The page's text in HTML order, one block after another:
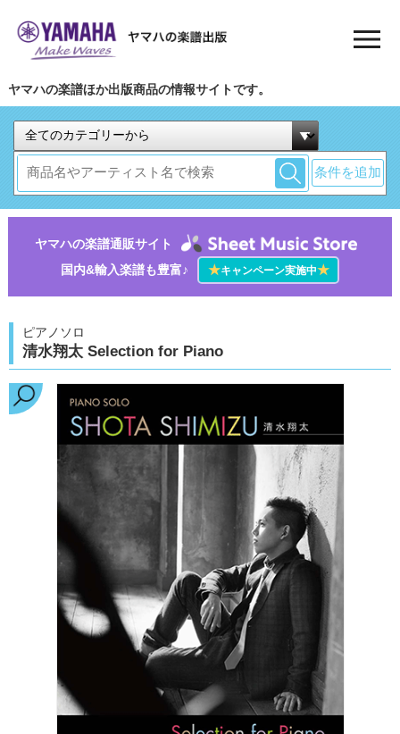
ヤマハの楽譜ほか出版商品の情報サイトです。
条件を追加
ヤマハの楽譜通販サイト
国内&輸入楽譜も豊富♪
★キャンペーン実施中★
ピアノソロ
清水翔太 Selection for Piano